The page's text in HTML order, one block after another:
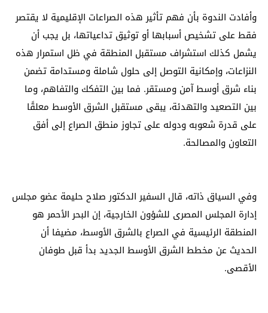
وأفادت الندوة بأن فهم تأثير هذه الصراعات الإقليمية لا يقتصر
فقط على تشخيص أسبابها أو توثيق تداعياتها، بل يجب أن
يشمل كذلك استشراف مستقبل المنطقة في ظل استمرار هذه
النزاعات، وإمكانية التوصل إلى حلول شاملة ومستدامة تضمن
بناء شرق أوسط آمن ومستقر. فما بين التفكك والتفاهم، وما
بين التصعيد والتهدئة، يبقى مستقبل الشرق الأوسط معلقًا
على قدرة شعوبه ودوله على تجاوز منطق الصراع إلى أفق
التعاون والمصالحة.
وفي السياق ذاته، قال السفير الدكتور صلاح حليمة عضو مجلس
إدارة المجلس المصرى للشؤون الخارجية، إن البحر الأحمر هو
المنطقة الرئيسية في الصراع بالشرق الأوسط، مضيفا أن
الحديث عن مخطط الشرق الأوسط الجديد بدأ قبل طوفان
الأقصى.